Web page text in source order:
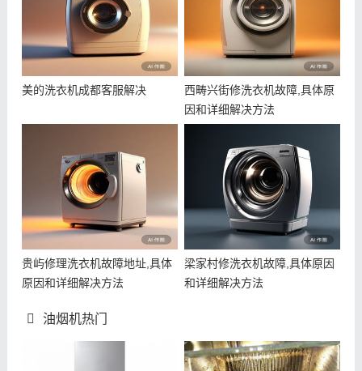
美的洗衣机成都客服解决
西畴兴街修洗衣机故障,具体原
因和详细解决方法
贵屿修理洗衣机故障地址,具体
原因和详细解决方法
梁家村修洗衣机故障,具体原因
和详细解决方法
油烟机热门